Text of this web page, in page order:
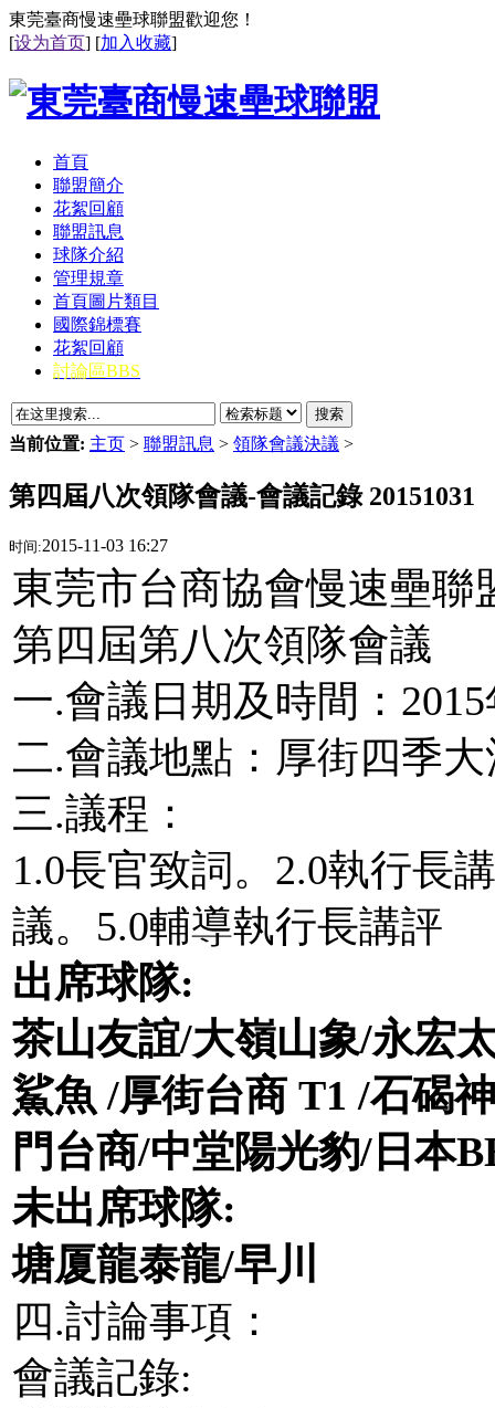
東莞臺商慢速壘球聯盟歡迎您！
[设为首页] [加入收藏]
首頁
聯盟簡介
花絮回顧
聯盟訊息
球隊介紹
管理規章
首頁圖片類目
國際錦標賽
花絮回顧
討論區BBS
搜索
当前位置: 主页 > 聯盟訊息 > 領隊會議決議 >
第四屆八次領隊會議-會議記錄 20151031
时间:2015-11-03 16:27
東莞市台商協會慢速壘聯
第四屆第八次領隊會議
一.會議日期及時間：
二.會議地點：厚街四季
三.議程：
1.0長官致詞。2.0執行長
議。5.0輔導執行長講評
出席球隊:
茶山友誼/大嶺山象/永宏
鯊魚 /厚街台商 T1 /石碣
門台商/中堂陽光豹/ 日本
未出席球隊:
塘厦龍泰龍/早川
四.討論事項：
會議記錄: